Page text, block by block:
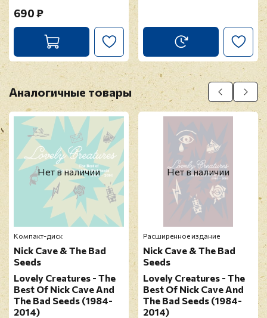
Прикрепить фото
Оставить отзыв
Перед публикацией отзывы проходят
модерацию
690 ₽
Аналогичные товары
Нет в наличии
Компакт-диск
Nick Cave & The Bad
Seeds
Lovely Creatures - The
Best Of Nick Cave And
The Bad Seeds (1984-
2014)
Нет в наличии
Расширенное издание
Nick Cave & The Bad
Seeds
Lovely Creatures - The
Best Of Nick Cave And
The Bad Seeds (1984-
2014)